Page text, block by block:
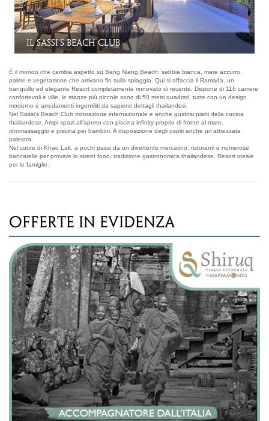
La piscina
È il mondo che cambia aspetto su Bang Niang Beach: sabbia bianca, mare azzurro,
palme e vegetazione che arrivano fin sulla spiaggia. Qui si affaccia il Ramada, un
tranquillo ed elegante Resort completamente rinnovato di recente. Dispone di 116 camere
confortevoli e ville, le stanze più piccole sono di 50 metri quadrati, tutte con un design
moderno e arredamenti ingentiliti da sapienti dettagli thailandesi.
Nel Sassi’s Beach Club ristorazione internazionale e anche gustosi piatti della cucina
thailandese. Ampi spazi all’aperto con piscina infinity proprio di fronte al mare,
idromassaggio e piscina per bambini. A disposizione degli ospiti anche un’attrezzata
palestra.
Nel cuore di Khao Lak, a pochi passi da un divertente mercatino, ristoranti e numerose
bancarelle per provare lo street food, tradizione gastronomica thailandese. Resort ideale
per le famiglie.
OFFERTE IN EVIDENZA